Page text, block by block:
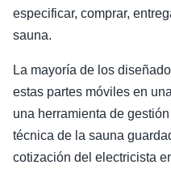
especificar, comprar,
sauna.
La mayoría de los
estas partes móviles en
una herramienta de
técnica de la sauna
cotización del electricista